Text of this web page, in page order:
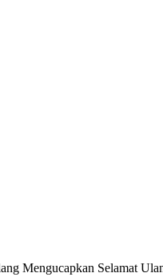
Mengucapkan Selamat